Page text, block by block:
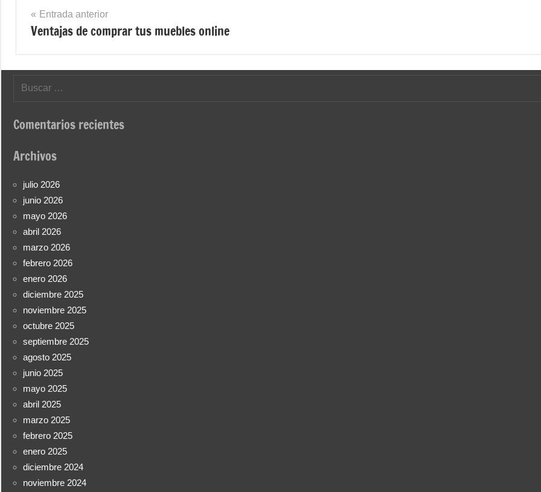
Navegación
de
entradas
Entrada anterior
Ventajas de comprar tus muebles online
Buscar:
Comentarios recientes
Archivos
julio 2026
junio 2026
mayo 2026
abril 2026
marzo 2026
febrero 2026
enero 2026
diciembre 2025
noviembre 2025
octubre 2025
septiembre 2025
agosto 2025
junio 2025
mayo 2025
abril 2025
marzo 2025
febrero 2025
enero 2025
diciembre 2024
noviembre 2024